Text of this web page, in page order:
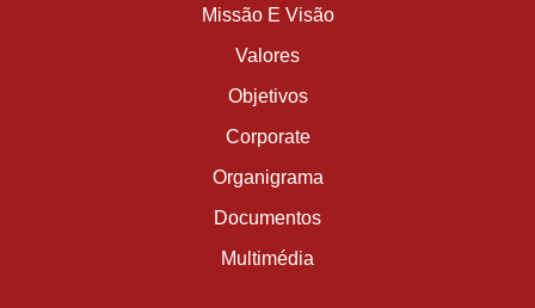
Missão E Visão
Valores
Objetivos
Corporate
Organigrama
Documentos
Multimédia